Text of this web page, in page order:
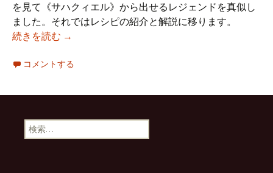
を見て《サハクィエル》から出せるレジェンドを真似し
ました。それではレシピの紹介と解説に移ります。
続きを読む ニュートラルサハクィエルエルフの紹介と解説
→
コメントする
検
索: